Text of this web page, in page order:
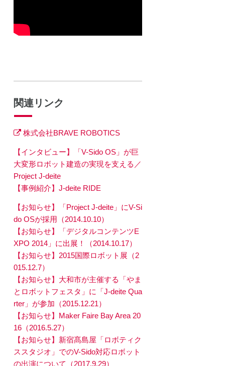
関連リンク
株式会社BRAVE ROBOTICS
【インタビュー】「V-Sido OS」が巨
大変形ロボット建造の実現を支える／
Project J-deite
【事例紹介】J-deite RIDE
【お知らせ】「Project J-deite」にV-Si
do OSが採用（2014.10.10）
【お知らせ】「デジタルコンテンツE
XPO 2014」に出展！（2014.10.17）
【お知らせ】2015国際ロボット展（2
015.12.7）
【お知らせ】大和市が主催する「やま
とロボットフェスタ」に「J-deite Qua
rter」が参加（2015.12.21）
【お知らせ】Maker Faire Bay Area 20
16（2016.5.27）
【お知らせ】新宿髙島屋「ロボティク
ススタジオ」でのV-Sido対応ロボット
の出演について（2017.9.29）